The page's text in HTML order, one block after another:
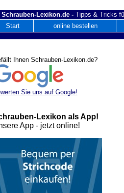
Lexikon.de - Tipps & Tricks
Start
online bestellen
Ihnen Schrauben-Lexikon.de?
Sie uns auf Google!
Lexikon als App!
App - jetzt online!